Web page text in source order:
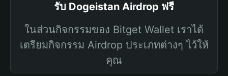
รับ Dogeistan Airdrop ฟรี
ในส่วนกิจกรรมของ Bitget Wallet เราได้
เตรียมกิจกรรม Airdrop ประเภทต่างๆ ไว้ให้
คุณ